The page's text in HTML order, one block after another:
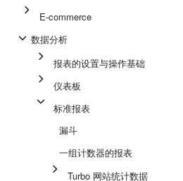
E-commerce
数据分析
报表的设置与操作基础
仪表板
标准报表
漏斗
一组计数器的报表
Turbo 网站统计数据